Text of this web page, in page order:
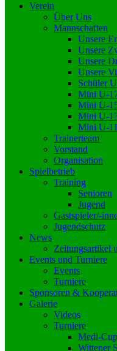
Verein
Über Uns
Mannschaften
Unsere
Unsere
Unsere
Unsere
Schüler
Mini U-
Mini U-
Mini U-
Mini U-11
Trainerteam
Vorstand
Organisation
Spielbetrieb
Training
Senioren
Jugend
Gastspieler/-
Jugendschutz
News
Zeitungsartikel
Events und Turniere
Events
Turniere
Sponsoren &
Galerie
Videos
Turniere
Medl-
Wittener